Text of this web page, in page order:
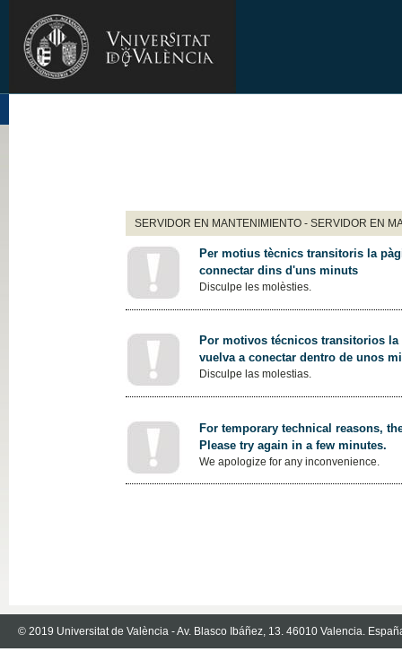
SERVIDOR EN MANTENIMIENTO - SERVIDOR EN
Per motius tècnics transitoris la
connectar dins d'uns minuts
Disculpe les molèsties.
Por motivos técnicos transitorios
vuelva a conectar dentro de unos
Disculpe las molestias.
For temporary technical reasons,
Please try again in a few minutes.
We apologize for any inconvenience.
© 2019 Universitat de València - Av. Blasco Ibáñez, 13. 46010 Valencia.